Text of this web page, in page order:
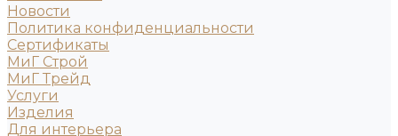
Новости
Политика конфиденциальности
Сертификаты
МиГ Строй
МиГ Трейд
Услуги
Изделия
Для интерьера